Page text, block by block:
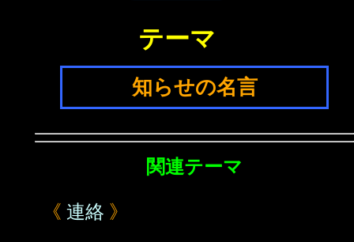
テーマ
知らせの名言
関連テーマ
《 連絡 》